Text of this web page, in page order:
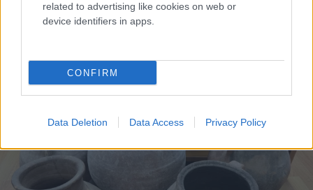
related to advertising like cookies on web or
device identifiers in apps.
CONFIRM
Data Deletion Data Access Privacy Policy